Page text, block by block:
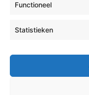
Functioneel
Statistieken
Radio & TV